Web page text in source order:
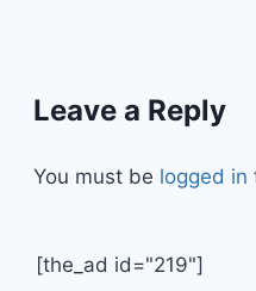
Leave a Reply
You must be logged in
[the_ad id="219"]